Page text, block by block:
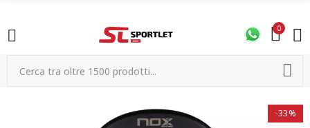
0
-33%